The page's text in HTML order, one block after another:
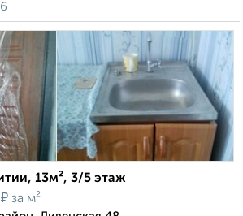
13м², 3/5 этаж
₽ за м²